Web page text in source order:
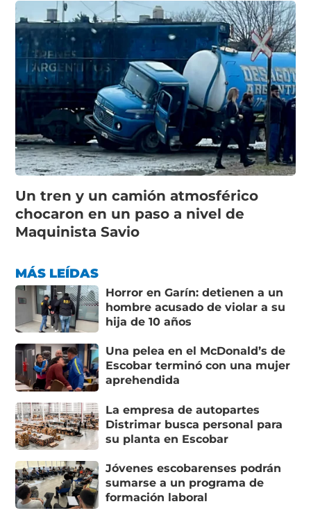
Un tren y un camión atmosférico
chocaron en un paso a nivel de
Maquinista Savio
MÁS LEÍDAS
Horror en Garín: detienen a un
hombre acusado de violar a su
hija de 10 años
Una pelea en el McDonald’s de
Escobar terminó con una mujer
aprehendida
La empresa de autopartes
Distrimar busca personal para
su planta en Escobar
Jóvenes escobarenses podrán
sumarse a un programa de
formación laboral